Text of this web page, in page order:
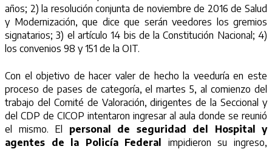
años; 2) la resolución conjunta de noviembre de 2016 de Salud
y Modernización, que dice que serán veedores los gremios
signatarios; 3) el artículo 14 bis de la Constitución Nacional; 4)
los convenios 98 y 151 de la OIT.
Con el objetivo de hacer valer de hecho la veeduría en este
proceso de pases de categoría, el martes 5, al comienzo del
trabajo del Comité de Valoración, dirigentes de la Seccional y
del CDP de CICOP intentaron ingresar al aula donde se reunió
el mismo. El personal de seguridad del Hospital y
agentes de la Policía Federal impidieron su ingreso,